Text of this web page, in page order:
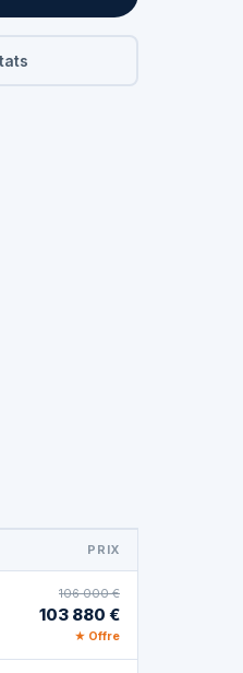
PRIX
106 000 €
103 880 €
★ Offre